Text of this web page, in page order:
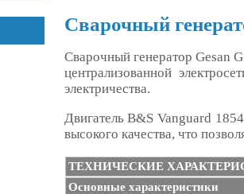
Сварочный
Сварочный генератор Gesan
централизованной
электричества.
Двигатель B&S Vanguard
высокого качества, что
ТЕХНИЧЕСКИЕ
Основные характеристики